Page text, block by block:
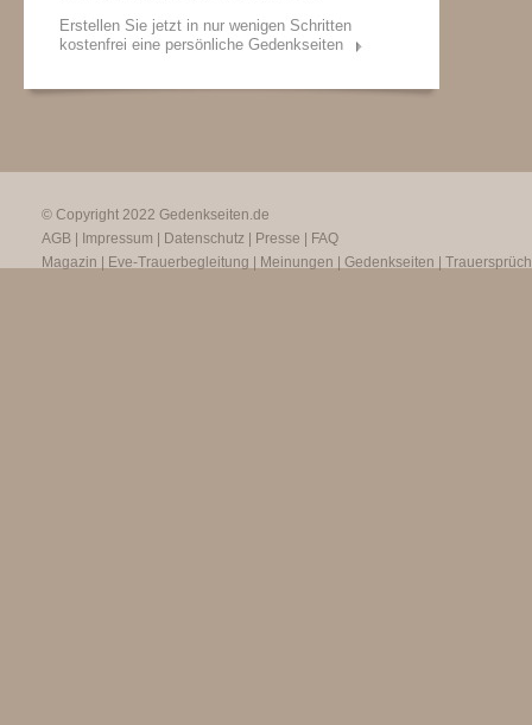
Erstellen Sie jetzt in nur wenigen Schritten
kostenfrei eine persönliche Gedenkseiten
© Copyright 2022 Gedenkseiten.de
AGB
Impressum Datenschutz Presse
FAQ
Magazin
Eve-Trauerbegleitung Meinungen Gedenkseiten